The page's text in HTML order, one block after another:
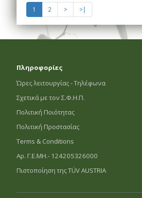
1 2 > >|
Πληροφορίες
Ώρες λειτουργίας - Τηλέφωνα
Σχετικά με τον Σ.Φ.Η.Π.
Πολιτική Ποιότητας
Πολιτική Προστασίας
Terms & Conditions
Αρ. Γ.Ε.ΜΗ.- 124205326000
Πιστοποίηση της TÜV AUSTRIA